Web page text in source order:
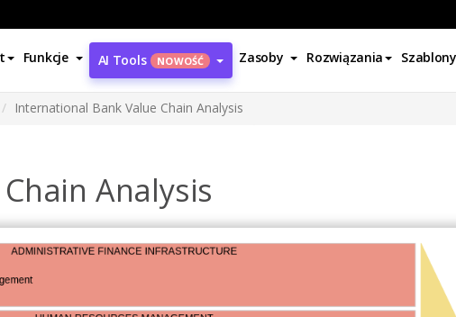
Funkcje AI Tools NOWOŚĆ Zasoby Rozwiązania Szablony
International Bank Value Chain Analysis
Analysis